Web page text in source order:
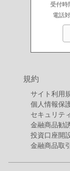
受付時
電話
規約
サイト利用
個人情報保
セキュリテ
金融商品勧
投資口座開
金融商品取